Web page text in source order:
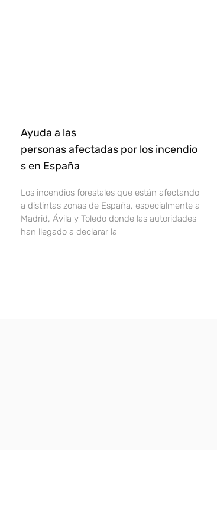
Ayuda a las
personas afectadas por los incendio
s en España
Los incendios forestales que están afectando
a distintas zonas de España, especialmente a
Madrid, Ávila y Toledo donde las autoridades
han llegado a declarar la